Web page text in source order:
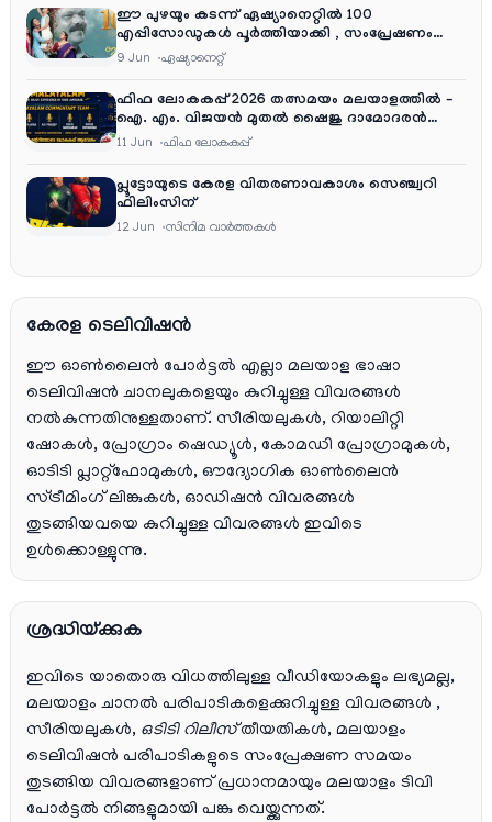
ഈ പുഴയും കടന്ന് ഏഷ്യാനെറ്റിൽ 100
എപ്പിസോഡുകൾ പൂർത്തിയാക്കി , സംപ്രേഷണം
തിങ്കൾ മുതൽ വെള്ളി വരെ രാത്രി 9:30 ന്
9 Jun ഏഷ്യാനെറ്റ്‌
ഫിഫ ലോകകപ്പ് 2026 തത്സമയം മലയാളത്തിൽ –
ഐ. എം. വിജയൻ മുതൽ ഷൈജു ദാമോദരൻ
വരെ കമന്ററി സംഘത്തിൽ
11 Jun ഫിഫ ലോകകപ്പ്
പ്ലൂട്ടോയുടെ കേരള വിതരണാവകാശം സെഞ്ച്വറി
ഫിലിംസിന്
12 Jun സിനിമ വാര്‍ത്തകള്‍
കേരള ടെലിവിഷൻ
ഈ ഓൺലൈൻ പോർട്ടൽ എല്ലാ മലയാള ഭാഷാ
ടെലിവിഷൻ ചാനലുകളെയും കുറിച്ചുള്ള വിവരങ്ങൾ
നൽകുന്നതിനുള്ളതാണ്. സീരിയലുകൾ, റിയാലിറ്റി
ഷോകൾ, പ്രോഗ്രാം ഷെഡ്യൂൾ, കോമഡി പ്രോഗ്രാമുകൾ,
ഓടിടി പ്ലാറ്റ്‌ഫോമുകൾ, ഔദ്യോഗിക ഓൺലൈൻ
സ്ട്രീമിംഗ് ലിങ്കുകൾ, ഓഡിഷൻ വിവരങ്ങൾ
തുടങ്ങിയവയെ കുറിച്ചുള്ള വിവരങ്ങൾ ഇവിടെ
ഉൾക്കൊള്ളുന്നു.
ശ്രദ്ധിയ്ക്കുക
ഇവിടെ യാതൊരു വിധത്തിലുള്ള വീഡിയോകളും ലഭ്യമല്ല,
മലയാളം ചാനല്‍ പരിപാടികളെക്കുറിച്ചുള്ള വിവരങ്ങള്‍ ,
സീരിയലുകള്‍, ഒടിടി റിലീസ്തീയതികള്‍, മലയാളം
ടെലിവിഷന്‍ പരിപാടികളുടെ സംപ്രേക്ഷണ സമയം
തുടങ്ങിയ വിവരങ്ങളാണ് പ്രധാനമായും മലയാളം ടിവി
പോര്‍ട്ടല്‍ നിങ്ങളുമായി പങ്കു വെയ്ക്കുന്നത്.